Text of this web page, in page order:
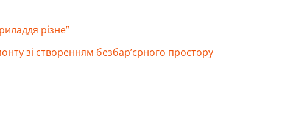
різне”
зі створенням безбар’єрного простору